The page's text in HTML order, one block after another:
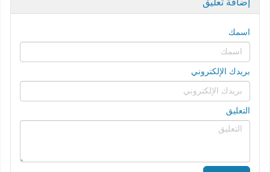
اسمك
بريدك الإلكتروني
التعليق